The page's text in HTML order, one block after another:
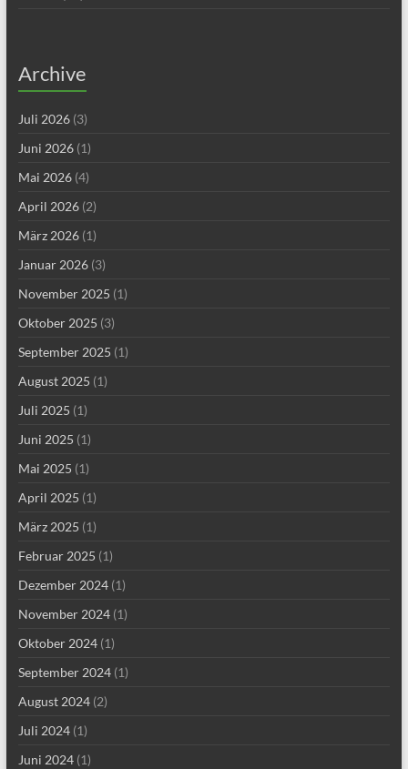
Archive
Juli 2026(3)
Juni 2026(1)
Mai 2026(4)
April 2026(2)
März 2026(1)
Januar 2026(3)
November 2025 (1)
Oktober 2025 (3)
September 2025 (1)
August 2025 (1)
Juli 2025 (1)
Juni 2025 (1)
Mai 2025 (1)
April 2025 (1)
März 2025 (1)
Februar 2025 (1)
Dezember 2024(1)
November 2024(1)
Oktober 2024(1)
September 2024(1)
August 2024(2)
Juli 2024(1)
Juni 2024(1)